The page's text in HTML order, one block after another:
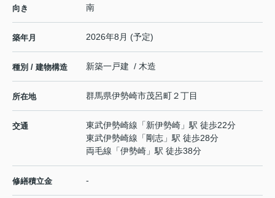
向き 南
築年月 2026年8月 (予定)
種別 / 建物構造 新築一戸建 / 木造
所在地 群馬県伊勢崎市茂呂町２丁目
交通 東武伊勢崎線 「新伊勢崎 」駅 徒歩22分
東武伊勢崎線 「剛志 」駅 徒歩28分
両毛線 「伊勢崎 」駅 徒歩38分
修繕積立金 -